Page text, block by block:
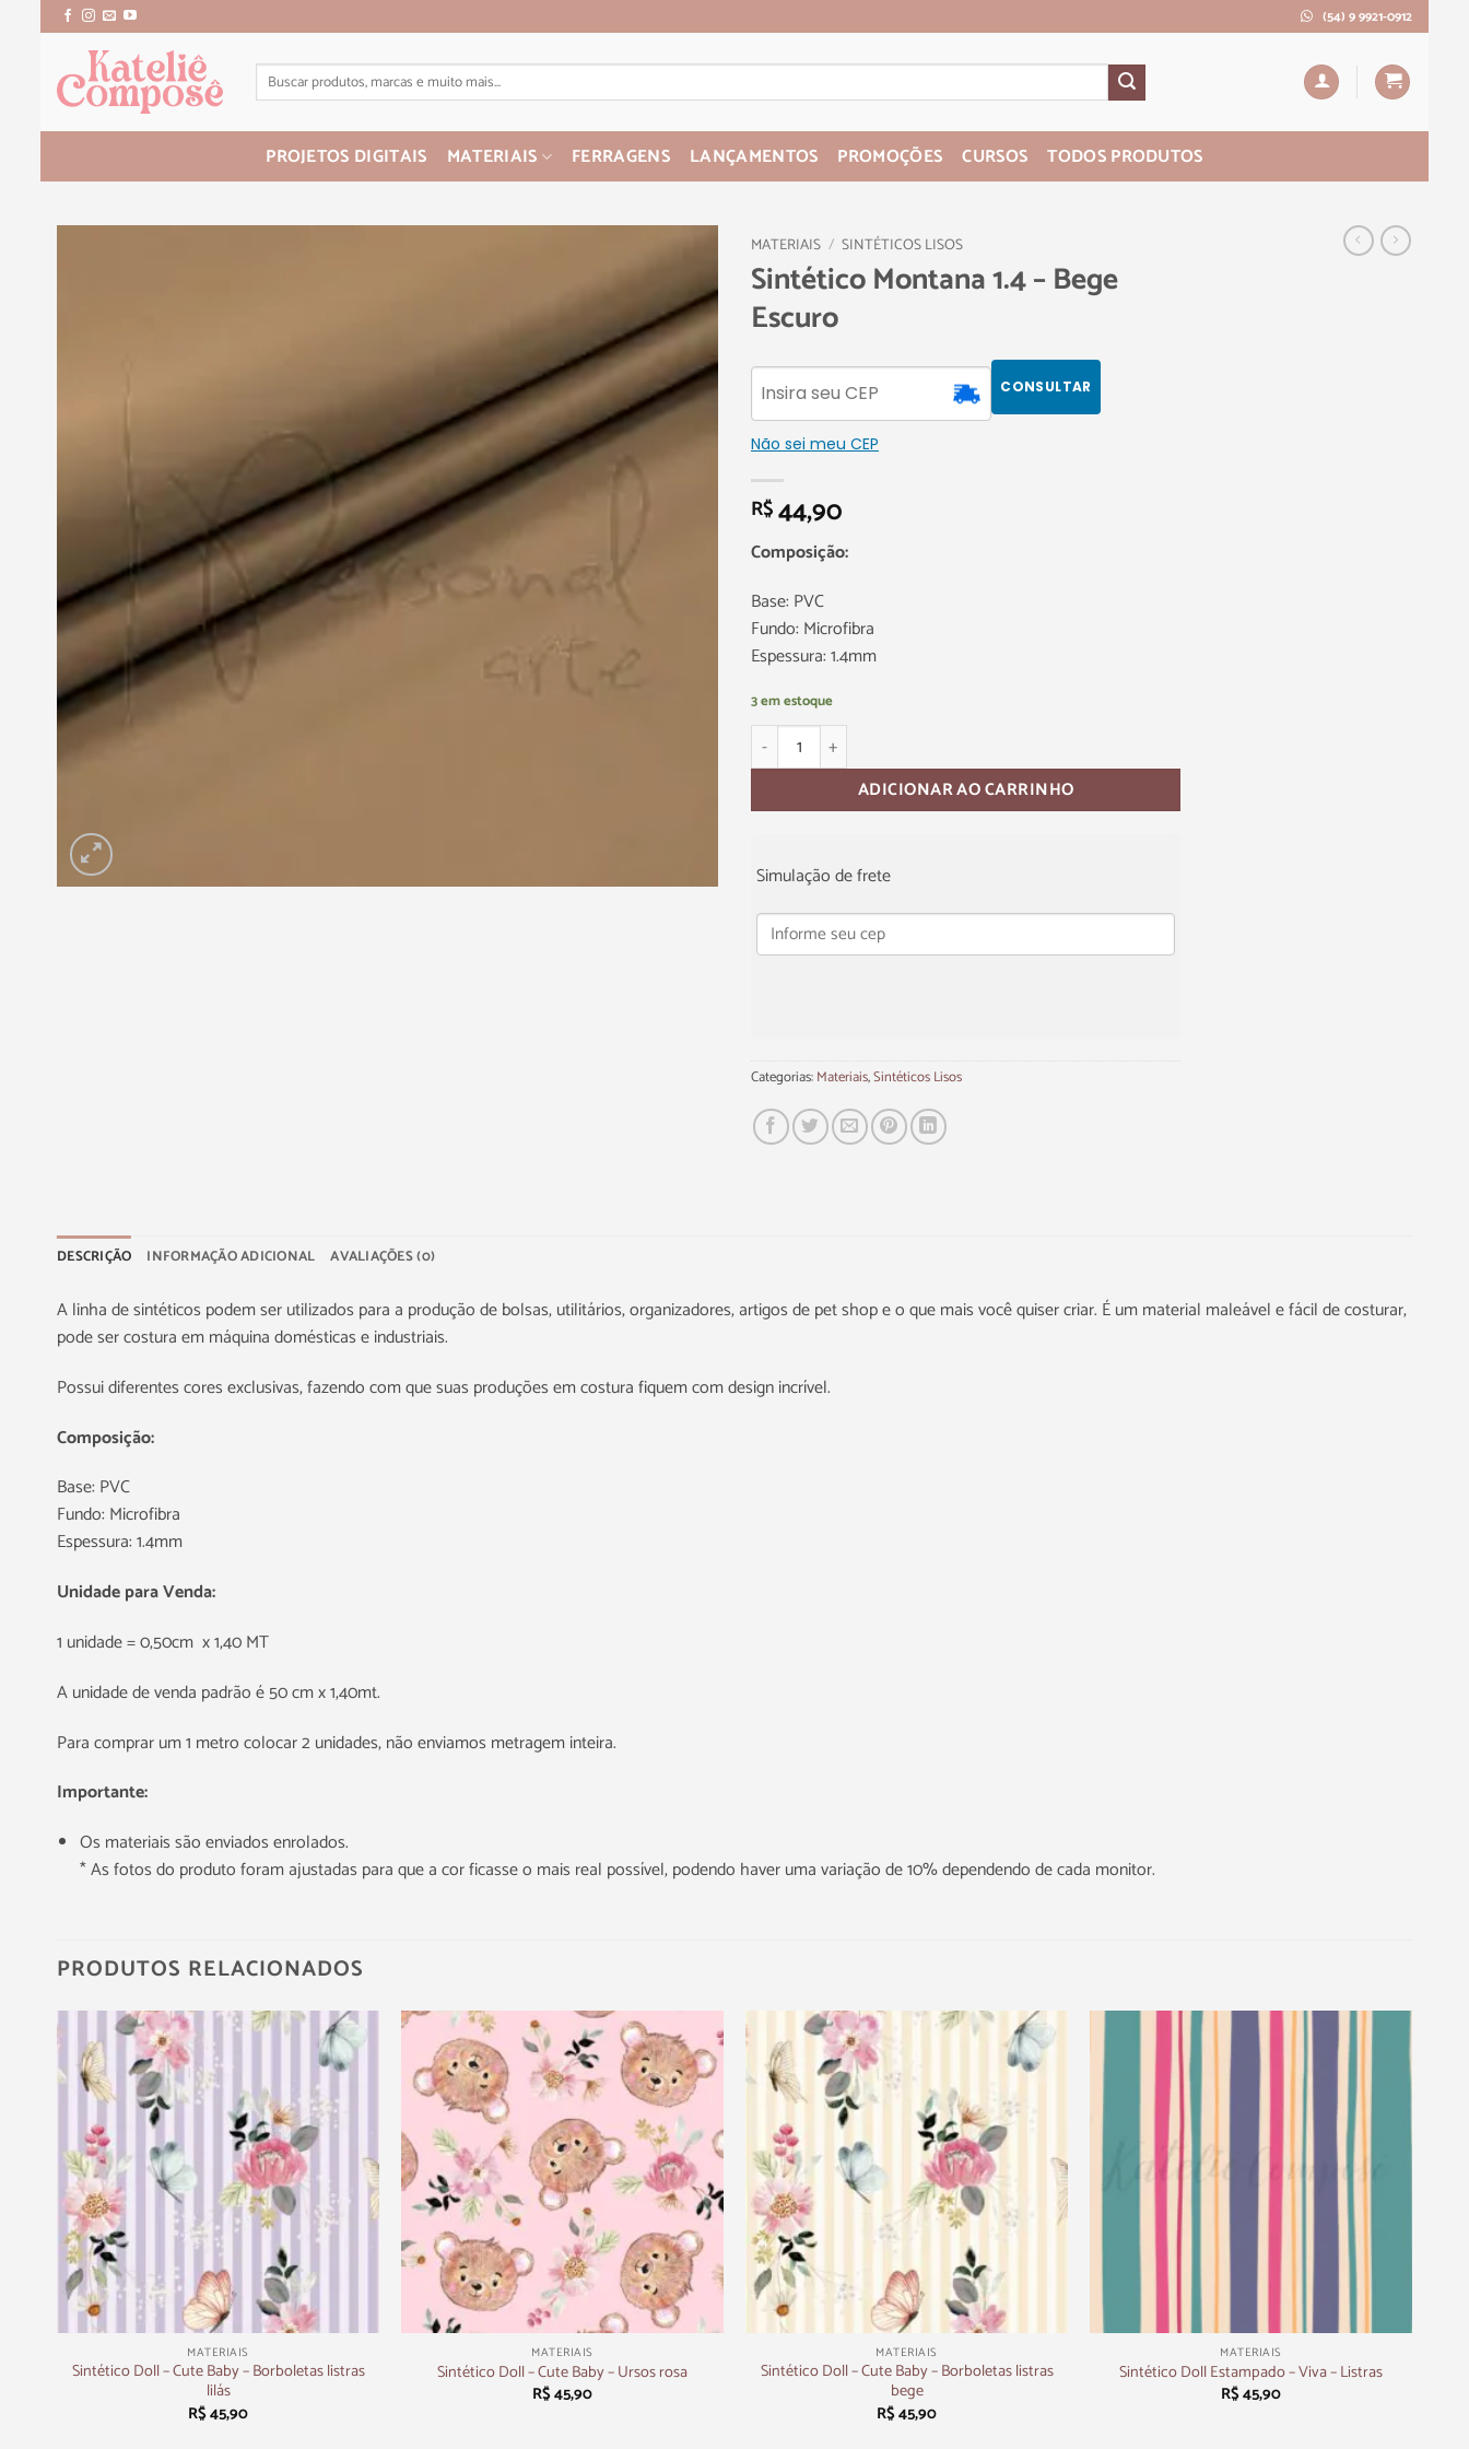
(54) 9 9921-0912
PROJETOS DIGITAIS MATERIAIS FERRAGENS LANÇAMENTOS PROMOÇÕES CURSOS TODOS PRODUTOS
MATERIAIS / SINTÉTICOS LISOS
Sintético Montana 1.4 – Bege
Escuro
CONSULTAR
Não sei meu CEP
R$44,90
Composição:
Base: PVC
Fundo: Microfibra
Espessura: 1.4mm
3 em estoque
ADICIONAR AO CARRINHO
Simulação de frete
Categorias:Materiais,Sintéticos Lisos
DESCRIÇÃO INFORMAÇÃO ADICIONAL AVALIAÇÕES (0)
A linha de sintéticos podem ser utilizados para a produção de bolsas, utilitários, organizadores, artigos de pet shop e o que mais você quiser criar. É um material maleável e fácil de costurar,
pode ser costura em máquina domésticas e industriais.
Possui diferentes cores exclusivas, fazendo com que suas produções em costura fiquem com design incrível.
Composição:
Base: PVC
Fundo: Microfibra
Espessura: 1.4mm
Unidade para Venda:
1 unidade = 0,50cm x 1,40 MT
A unidade de venda padrão é 50 cm x 1,40mt.
Para comprar um 1 metro colocar 2 unidades, não enviamos metragem inteira.
Importante:
Os materiais são enviados enrolados.
* As fotos do produto foram ajustadas para que a cor ficasse o mais real possível, podendo haver uma variação de 10% dependendo de cada monitor.
PRODUTOS RELACIONADOS
+
MATERIAIS
Sintético Doll – Cute Baby – Borboletas listras
lilás
R$45,90
+
MATERIAIS
Sintético Doll – Cute Baby – Ursos rosa
R$45,90
+
MATERIAIS
Sintético Doll – Cute Baby – Borboletas listras
bege
R$45,90
MATERIAIS
Sintético Doll Estampado – Viva – Listras
R$45,90